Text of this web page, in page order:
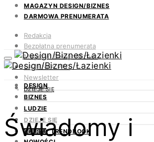
MAGAZYN DESIGN/BIZNES
DARMOWA PRENUMERATA
Redakcja
Bezpłatna prenumerata
Magazyn Design/Biznes
ŁAZIENKA.PRO
Newsletter
Kontakt
DESIGN
BIZNES
LUDZIE
DZIEJE SIĘ
ODKRYJ TRENDBOOK
DZIEJE SIĘ
Świadomy i